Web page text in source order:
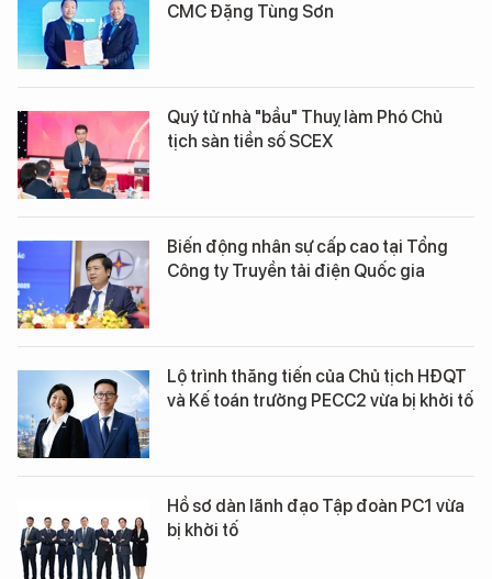
CMC Đặng Tùng Sơn
Quý tử nhà "bầu" Thuỵ làm Phó Chủ
tịch sàn tiền số SCEX
Biến động nhân sự cấp cao tại Tổng
Công ty Truyền tải điện Quốc gia
Lộ trình thăng tiến của Chủ tịch HĐQT
và Kế toán trưởng PECC2 vừa bị khởi tố
Hồ sơ dàn lãnh đạo Tập đoàn PC1 vừa
bị khởi tố